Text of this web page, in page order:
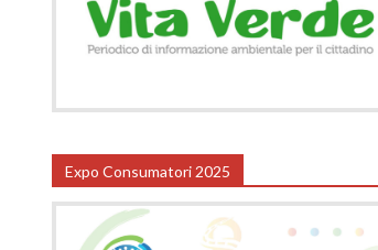
Expo Consumatori 2025